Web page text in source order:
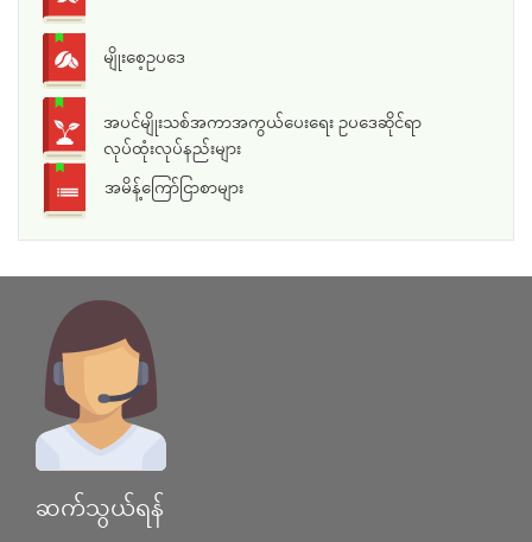
မျိုးစေ့ဥပဒေ
အပင်မျိုးသစ်အကာအကွယ်ပေးရေး ဥပဒေဆိုင်ရာ
လုပ်ထုံးလုပ်နည်းများ
အမိန့်ကြော်ငြာစာများ
ဆက်သွယ်ရန်